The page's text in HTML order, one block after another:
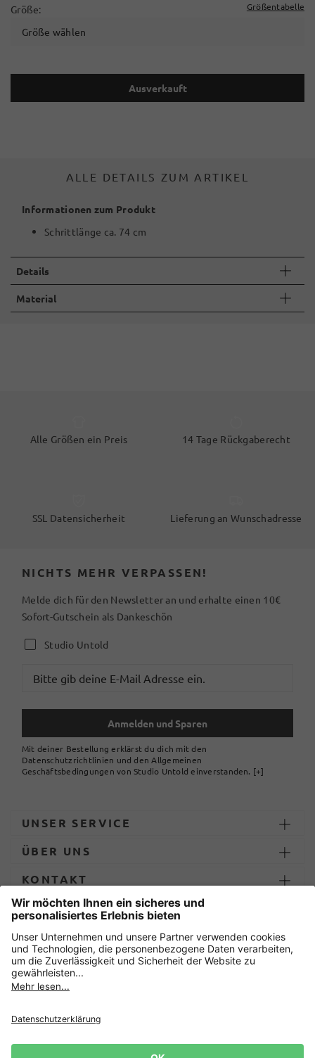
Größe: Größentabelle
Größe wählen
Ausverkauft
ALLE DETAILS ZUM ARTIKEL
Informationen zum Produkt
Schrittlänge ca. 74 cm
Details
Material
Alle Größen ein Preis 14 Tage Rückgaberecht
SSL Datensicherheit Lieferung an Wunschadresse
NICHTS MEHR VERPASSEN!
Melde dich für den Newsletter an und erhalte einen 10€
Sofort-Gutschein als Dankeschön
Studio Untold
Anmelden und Sparen
Mit deiner Bestellung erklärst du dich mit den
Datenschutzrichtlinien und den Allgemeinen
Geschäftsbedingungen von Studio Untold einverstanden. [+]
UNSER SERVICE
ÜBER UNS
KONTAKT
ZAHLUNG UND LIEFERUNG
Sicher einkaufen mit
Impressum